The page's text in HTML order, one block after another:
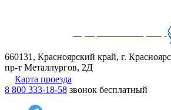
660131, Красноярский край, г.
пр-т Металлургов, 2Д
Карта проезда
8 800 333-18-58 звонок бесплатный